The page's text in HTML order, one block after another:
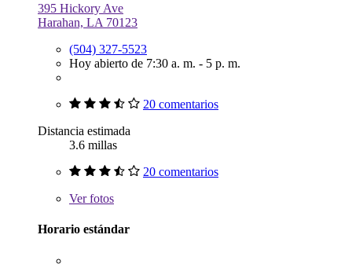
395 Hickory Ave
Harahan, LA 70123
(504) 327-5523
Hoy abierto de 7:30 a. m. - 5 p. m.
20 comentarios
Distancia estimada
3.6 millas
20 comentarios
Verfotos
Horario estándar